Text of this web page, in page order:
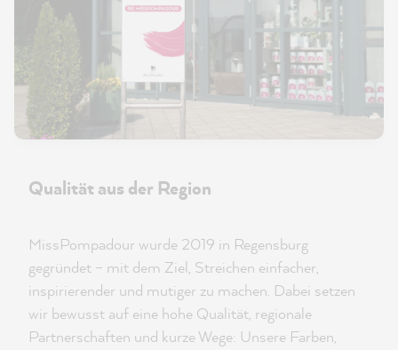
Qualität aus der Region
MissPompadour wurde 2019 in Regensburg
gegründet – mit dem Ziel, Streichen einfacher,
inspirierender und mutiger zu machen. Dabei setzen
wir bewusst auf eine hohe Qualität, regionale
Partnerschaften und kurze Wege: Unsere Farben,